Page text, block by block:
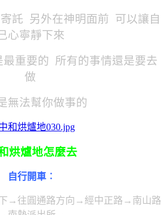
託 另外在神明面前 可以讓自
心寧靜下來
重要的 所有的事情還是要去
做
無法幫你做事的
烘爐地怎麼去
自行開車︰
下→往圓通路方向→經中正路→南山路